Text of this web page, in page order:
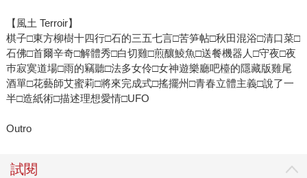
【風土 Terroir】
棋子□東方柳樹十四行□石的三五七言□苦笋帖□秋田混浴□清口菜□
石佛□首爾辛奇□解體秀□白切雞□煎釀鯪魚□送餐機器人□守夜□夜
巿寂寞道場□雨的竊聽□法多女伶□女神遊樂廳吧檯的隱藏版雞尾
酒單□花藝師艾蜜莉□將來完成式□搖擺州□青春立體主義□說了一
半□造紙術□描述理想愛情□UFO
Outro
試閱